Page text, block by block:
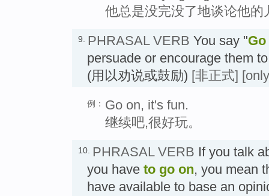
他总是没完没了地谈论他的
9. PHRASAL VERB You say "
persuade or encourage them
(用以劝说或鼓励) [非正式]
例： Go on, it's fun.
继续吧,很好玩。
10. PHRASAL VERB If you talk
you have to go on, you mean
have available to base an